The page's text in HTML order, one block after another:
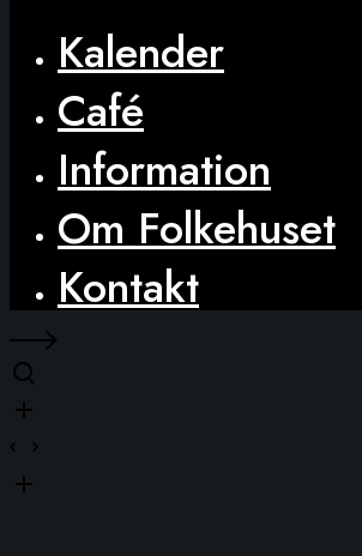
Kalender
Café
Information
Om Folkehuset
Kontakt